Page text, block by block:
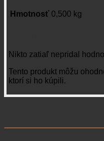
Hmotnosť 0,500 kg
Nikto zatiaľ nepridal
Tento produkt môžu
ktorí si ho kúpili.